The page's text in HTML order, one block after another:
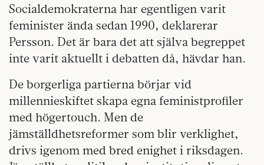
Socialdemokraterna har egentligen varit
feminister ända sedan 1990, deklarerar
Persson. Det är bara det att själva begreppet
inte varit aktuellt i debatten då, hävdar han.
De borgerliga partierna börjar vid
millennieskiftet skapa egna feministprofiler
med högertouch. Men de
jämställdhetsreformer som blir verklighet,
drivs igenom med bred enighet i riksdagen.